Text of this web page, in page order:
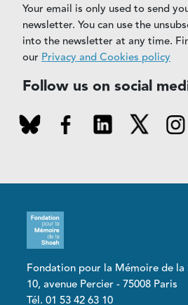
Your email is only used to send
newsletter. You can use the
into the newsletter at any time.
our Privacy and Cookies policy
Follow us on social
Fondation pour la Mémoire de la
10, avenue Percier - 75008 Paris
Tél. 01 53 42 63 10